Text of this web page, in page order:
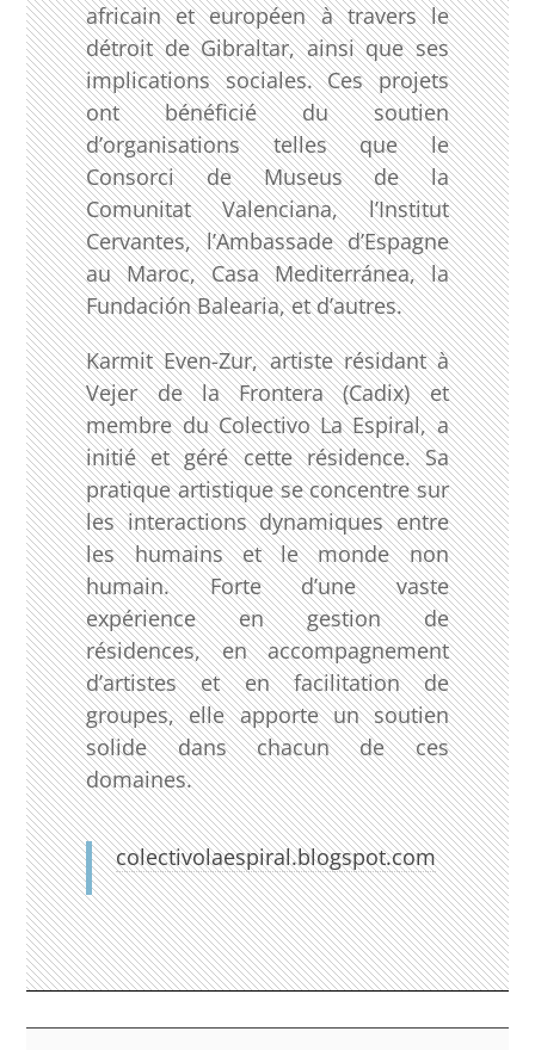
africain et européen à travers le
détroit de Gibraltar, ainsi que ses
implications sociales. Ces projets
ont bénéficié du soutien
d’organisations telles que le
Consorci de Museus de la
Comunitat Valenciana, l’Institut
Cervantes, l’Ambassade d’Espagne
au Maroc, Casa Mediterránea, la
Fundación Balearia, et d’autres.
Karmit Even-Zur, artiste résidant à
Vejer de la Frontera (Cadix) et
membre du Colectivo La Espiral, a
initié et géré cette résidence. Sa
pratique artistique se concentre sur
les interactions dynamiques entre
les humains et le monde non
humain. Forte d’une vaste
expérience en gestion de
résidences, en accompagnement
d’artistes et en facilitation de
groupes, elle apporte un soutien
solide dans chacun de ces
domaines.
colectivolaespiral.blogspot.com